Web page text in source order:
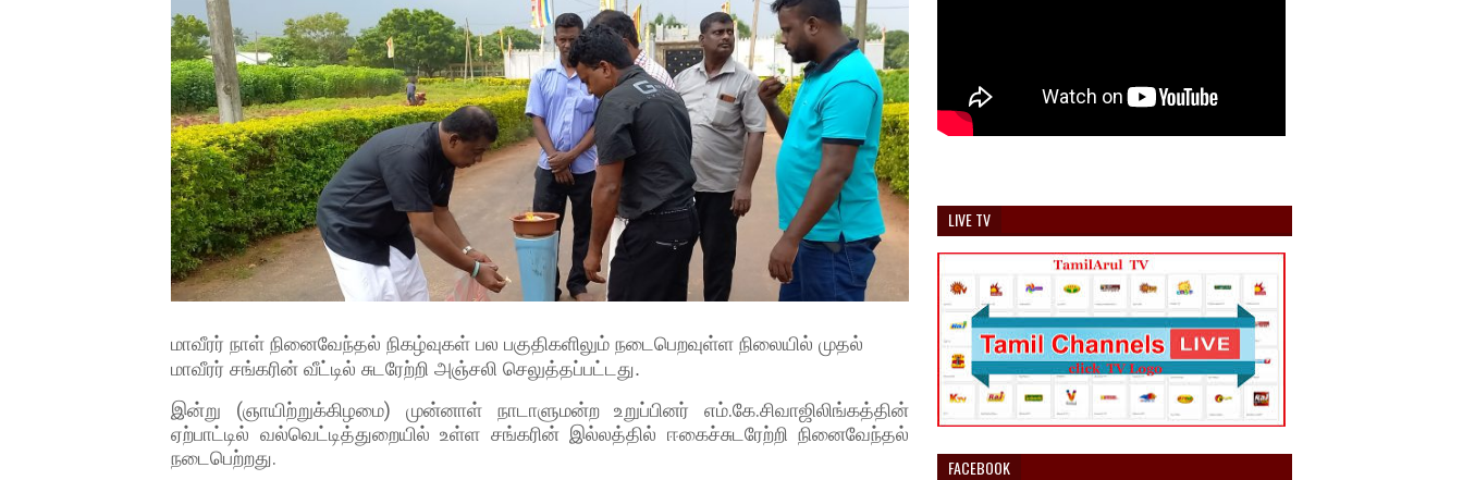
மாவீரர் நாள் நினைவேந்தல் நிகழ்வுகள் பல பகுதிகளிலும் நடைபெறவுள்ள நிலையில் முதல்
மாவீரர் சங்கரின் வீட்டில் சுடரேற்றி அஞ்சலி செலுத்தப்பட்டது.
இன்று (ஞாயிற்றுக்கிழமை) முன்னாள் நாடாளுமன்ற உறுப்பினர் எம்.கே.சிவாஜிலிங்கத்தின்
ஏற்பாட்டில் வல்வெட்டித்துறையில் உள்ள சங்கரின் இல்லத்தில் ஈகைச்சுடரேற்றி நினைவேந்தல்
நடைபெற்றது.
LIVE TV
FACEBOOK